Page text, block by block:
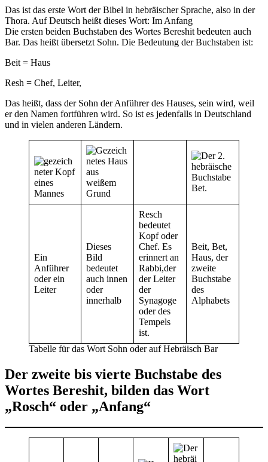
Das ist das erste Wort der Bibel in hebräischer Sprache, also in der
Thora. Auf Deutsch heißt dieses Wort: Im Anfang
Die ersten beiden Buchstaben des Wortes Bereshit bedeuten auch
Bar. Das heißt übersetzt Sohn. Die Bedeutung der Buchstaben ist:
Beit = Haus
Resh = Chef, Leiter,
Das heißt, dass der Sohn der Anführer des Hauses, sein wird, weil
er den Namen fortführen wird. So ist es jedenfalls in Deutschland
und in vielen anderen Ländern.
Ein
Anführer
oder ein
Leiter
Dieses
Bild
bedeutet
auch innen
oder
innerhalb
Resch
bedeutet
Kopf oder
Chef. Es
erinnert an
Rabbi,der
der Leiter
der
Synagoge
oder des
Tempels
ist.
Beit, Bet,
Haus, der
zweite
Buchstabe
des
Alphabets
Tabelle für das Wort Sohn oder auf Hebräisch Bar
Der zweite bis vierte Buchstabe des
Wortes Bereshit, bilden das Wort
„Rosch“ oder „Anfang“